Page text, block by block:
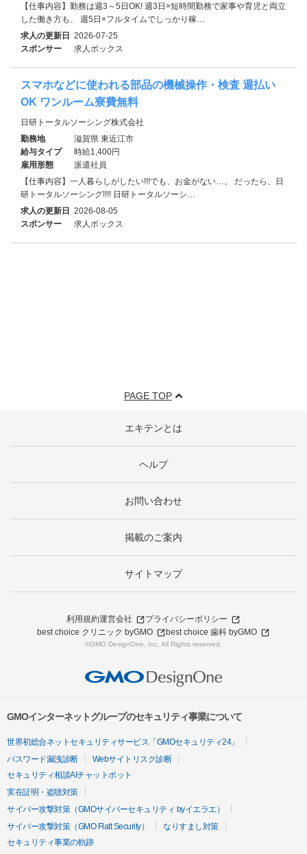
【仕事内容】勤務は週3～5日OK! 週3日×短時間勤務で家事や育児と両立
した働き方も、 週5日×フルタイムでしっかり稼…
求人の更新日 2026-07-25
スポンサー
求人ボックス
スマホなどに使われる部品の機械操作・検査 週払い
OK ワンルーム寮費無料
日研トータルソーシング株式会社
勤務地
滋賀県 東近江市
給与タイプ
時給1,400円
雇用形態
派遣社員
【仕事内容】一人暮らしがしたい!!!でも、お金がない…。 だったら、日
研トータルソーシング!!!! 日研トータルソーシ…
求人の更新日 2026-08-05
スポンサー
求人ボックス
PAGE TOP
エキテンとは
ヘルプ
お問い合わせ
掲載のご案内
サイトマップ
利用規約運営会社
プライバシーポリシー
best choice クリニック byGMO
best choice 歯科 byGMO
©GMO DesignOne, Inc. All Rights reserved.
GMOインターネットグループのセキュリティ事業について
世界初総合ネットセキュリティサービス「GMOセキュリティ24」
パスワード漏洩診断
Webサイトリスク診断
セキュリティ相談AIチャットボット
実在証明・盗聴対策
サイバー攻撃対策（GMOサイバーセキュリティ byイエラエ）
サイバー攻撃対策（GMO Flatt Security）
なりすまし対策
セキュリティ事業の軌跡